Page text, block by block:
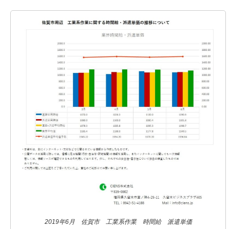
2019年6月 佐賀市 工業系作業 時間給 派遣単価